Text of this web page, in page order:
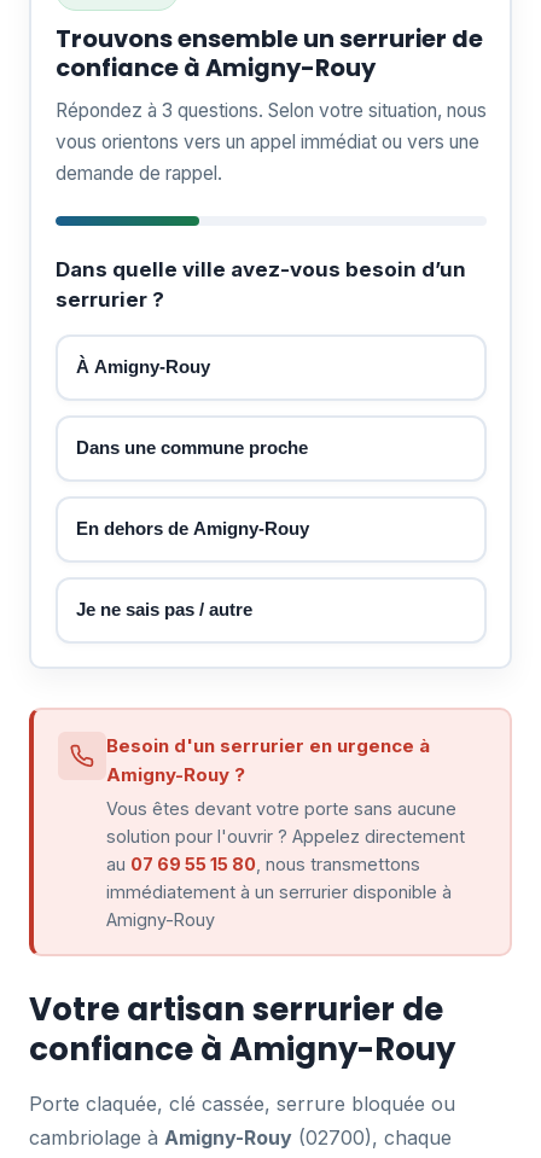
Trouvons ensemble un serrurier de
confiance à Amigny-Rouy
Répondez à 3 questions. Selon votre situation, nous
vous orientons vers un appel immédiat ou vers une
demande de rappel.
Dans quelle ville avez-vous besoin d’un
serrurier ?
À Amigny-Rouy
Dans une commune proche
En dehors de Amigny-Rouy
Je ne sais pas / autre
Besoin d'un serrurier en urgence à
Amigny-Rouy ?
Vous êtes devant votre porte sans aucune
solution pour l'ouvrir ? Appelez directement
au 07 69 55 15 80 , nous transmettons
immédiatement à un serrurier disponible à
Amigny-Rouy
Votre artisan serrurier de
confiance à Amigny-Rouy
Porte claquée, clé cassée, serrure bloquée ou
cambriolage à Amigny-Rouy (02700), chaque